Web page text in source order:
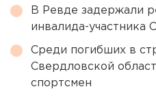
В Ревде задержали
инвалида-участника
Среди погибших в
Свердловской
спортсмен